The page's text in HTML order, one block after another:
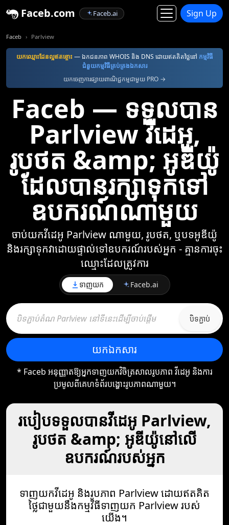
Faceb.com Faceb.ai Sign Up
Faceb Parlview
យក​ឈ្មោះ​ដែន​ល្អ​ឥតខ្ចោះ — ឯកជនភាព WHOIS និង DNS ដោយឥតគិតថ្លៃនៅ កម្មវិធី​
ជំនួយ​កម្មវិធី​គ្រប់គ្រង​ឯកសារ
យកចេញការផ្សាយពាណិជ្ជកម្មជាមួយ PRO →
Faceb — ទទួលបាន
Parlview វីដេអូ,
រូបថត &amp; អូឌីយ៉ូ
ដែលបានរក្សាទុកទៅ
ឧបករណ៍ណាមួយ
ចាប់យកវីដេអូ Parlview ណាមួយ, រូបថត, ឬបទអូឌីយ៉ូ
និងរក្សាទុកវាដោយផ្ទាល់ទៅឧបករណ៍របស់អ្នក - គ្មានការចុះ
ឈ្មោះដែលត្រូវការ
ទាញយក Faceb.ai
បិទភ្ជាប់
យក​ឯកសារ
* Faceb អនុញ្ញាតឱ្យអ្នកទាញយកវិចិត្រសាលរូបភាព វីដេអូ និងការ
ប្រមូលពីគេហទំព័របង្ហោះរូបភាពណាមួយ។
របៀបទទួលបានវីដេអូ Parlview,
រូបថត &amp; អូឌីយ៉ូនៅលើ
ឧបករណ៍របស់អ្នក
ទាញយកវីដេអូ និងរូបភាព Parlview ដោយឥតគិត
ថ្លៃជាមួយនឹងកម្មវិធីទាញយក Parlview របស់
យើង។